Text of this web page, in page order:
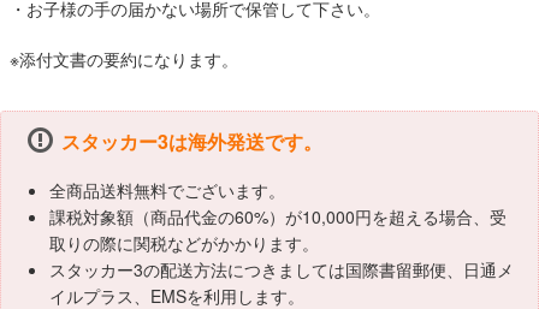
・お子様の手の届かない場所で保管して下さい。
※添付文書の要約になります。
スタッカー3は海外発送です。
全商品送料無料でございます。
課税対象額（商品代金の60%）が10,000円を超える場合、受
取りの際に関税などがかかります。
スタッカー3の配送方法につきましては国際書留郵便、日通メ
イルプラス、EMSを利用します。